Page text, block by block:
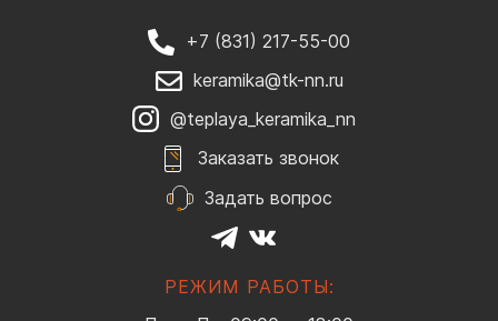
+7 (831) 217-55-00
keramika@tk-nn.ru
@teplaya_keramika_nn
Заказать звонок
Задать вопрос
РЕЖИМ РАБОТЫ: